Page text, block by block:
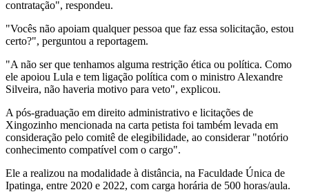
contratação", respondeu.
"Vocês não apoiam qualquer pessoa que faz essa solicitação, estou
certo?", perguntou a reportagem.
"A não ser que tenhamos alguma restrição ética ou política. Como
ele apoiou Lula e tem ligação política com o ministro Alexandre
Silveira, não haveria motivo para veto", explicou.
A pós-graduação em direito administrativo e licitações de
Xingozinho mencionada na carta petista foi também levada em
consideração pelo comitê de elegibilidade, ao considerar "notório
conhecimento compatível com o cargo".
Ele a realizou na modalidade à distância, na Faculdade Única de
Ipatinga, entre 2020 e 2022, com carga horária de 500 horas/aula.